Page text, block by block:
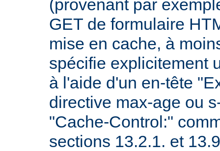
(provenant par
GET de formulaire
mise en cache, à
spécifie explicitement
à l'aide d'un en-tête
directive max-age ou
"Cache-Control:"
sections 13.2.1. et